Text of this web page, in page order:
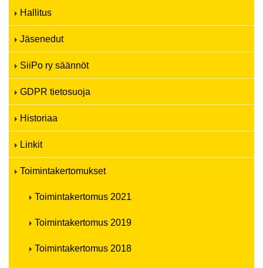
Hallitus
Jäsenedut
SiiPo ry säännöt
GDPR tietosuoja
Historiaa
Linkit
Toimintakertomukset
Toimintakertomus 2021
Toimintakertomus 2019
Toimintakertomus 2018